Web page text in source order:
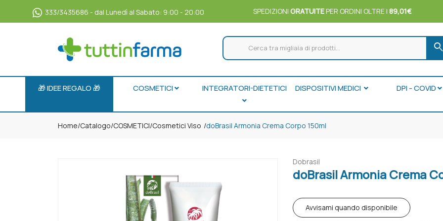
333/3435686 - dal Lunedì al Sabato: 9:00 - 20:00 SPEDIZIONI GRATUITEPER ORDINI OLTRE I 89,01€
search
🎁 IDEE REGALO 🎁 COSMETICI INTEGRATORI-DIETETICI DISPOSITIVI MEDICI DPI - COVID
Home Catalogo/COSMETICI/Cosmetici Viso doBrasil Armonia Crema Corpo 150ml
Dobrasil
doBrasil Armonia Crema
Avvisami quando disponibile